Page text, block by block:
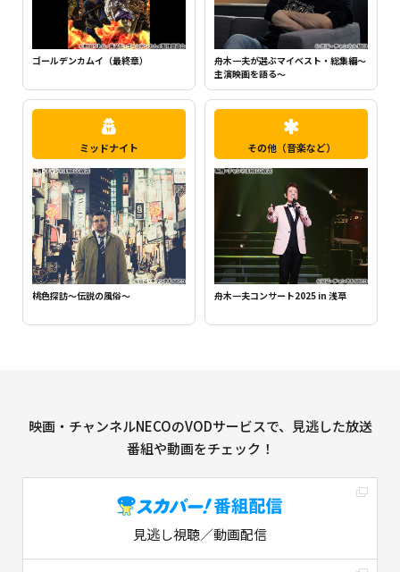
ちいかわ（シーズン1）（全120話） 町中華で飲ろうぜ
ミッドナイト
桃色探訪～伝説の風俗～
その他（音楽など）
舟木一夫コンサート2025 in 浅草
映画・チャンネルNECOのVODサービスで、見逃した放送
番組や動画をチェック！
見逃し視聴／動画配信